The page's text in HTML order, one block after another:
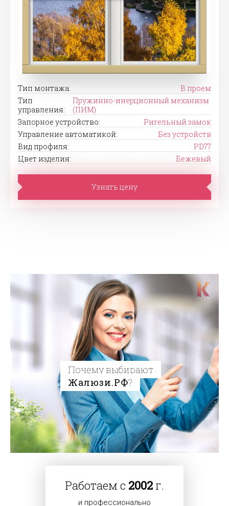
Тип монтажа:
В проем
Тип
управления:
Пружинно-инерционный механизм
(ПИМ)
Запорное устройство:
Ригельный замок
Управление автоматикой:
Без устройств
Вид профиля:
PD77
Цвет изделия:
Бежевый
Узнать цену
Почему выбирают
Жалюзи.РФ?
Работаем с 2002 г.
и профессионально